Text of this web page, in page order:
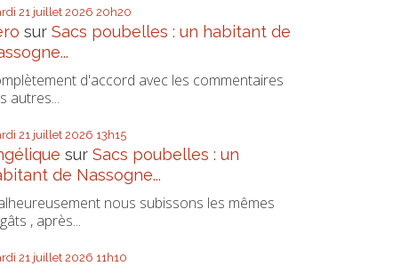
21 juillet 2026 20h20
surSacs poubelles : un habitant de
d'accord avec les commentaires
autres...
21 juillet 2026 13h15
surSacs poubelles : un
de Nassogne...
nous subissons les mêmes
, après...
21 juillet 2026 11h10